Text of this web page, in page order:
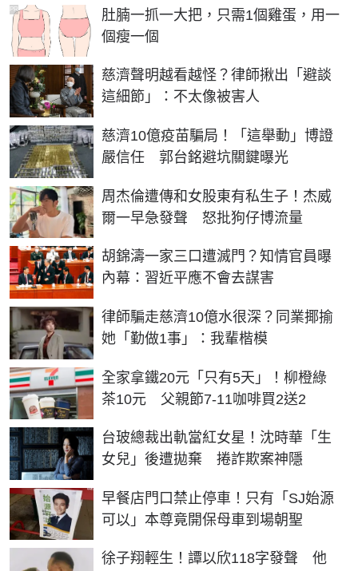
肚腩一抓一大把，只需1個雞蛋，用一
個瘦一個
PR
慈濟聲明越看越怪？律師揪出「避談
這細節」：不太像被害人
慈濟10億疫苗騙局！「這舉動」博證
嚴信任 郭台銘避坑關鍵曝光
周杰倫遭傳和女股東有私生子！杰威
爾一早急發聲 怒批狗仔博流量
胡錦濤一家三口遭滅門？知情官員曝
內幕：習近平應不會去謀害
律師騙走慈濟10億水很深？同業揶揄
她「勤做1事」：我輩楷模
全家拿鐵20元「只有5天」！柳橙綠
茶10元 父親節7-11咖啡買2送2
台玻總裁出軌當紅女星！沈時華「生
女兒」後遭拋棄 捲詐欺案神隱
早餐店門口禁止停車！只有「SJ始源
可以」本尊竟開保母車到場朝聖
徐子翔輕生！譚以欣118字發聲 他